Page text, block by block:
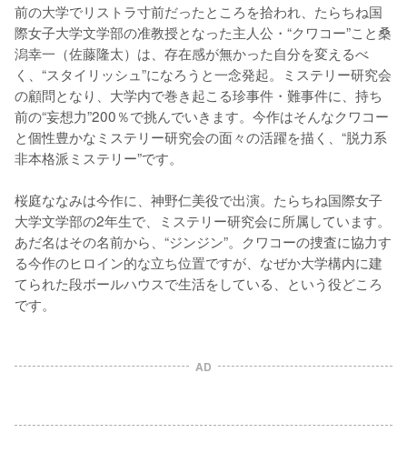
前の大学でリストラ寸前だったところを拾われ、たらちね国
際女子大学文学部の准教授となった主人公・“クワコー”こと桑
潟幸一（佐藤隆太）は、存在感が無かった自分を変えるべ
く、“スタイリッシュ”になろうと一念発起。ミステリー研究会
の顧問となり、大学内で巻き起こる珍事件・難事件に、持ち
前の“妄想力”200％で挑んでいきます。今作はそんなクワコー
と個性豊かなミステリー研究会の面々の活躍を描く、“脱力系
非本格派ミステリー”です。
桜庭ななみは今作に、神野仁美役で出演。たらちね国際女子
大学文学部の2年生で、ミステリー研究会に所属しています。
あだ名はその名前から、“ジンジン”。クワコーの捜査に協力す
る今作のヒロイン的な立ち位置ですが、なぜか大学構内に建
てられた段ボールハウスで生活をしている、という役どころ
です。
AD